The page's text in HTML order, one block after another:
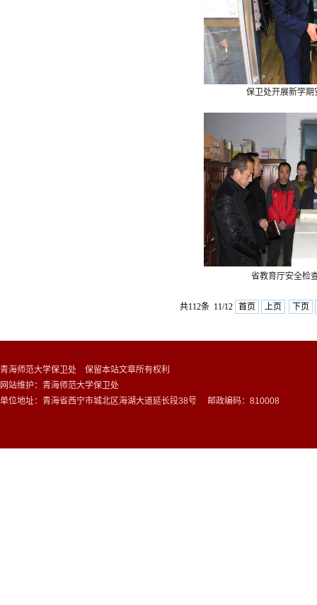
保卫处开展新学期
省教育厅安全检
共112条 11/12 首页 上页 下页
青海师范大学保卫处 保留本站文章所有权利
网站维护：青海师范大学保卫处
单位地址：青海省西宁市城北区海湖大道延长段38号 邮政编码：810008